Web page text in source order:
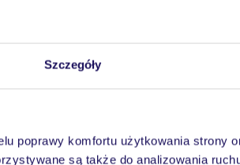
Szczegóły
poprawy komfortu użytkowania strony
są także do analizowania
wakacjach 24/7